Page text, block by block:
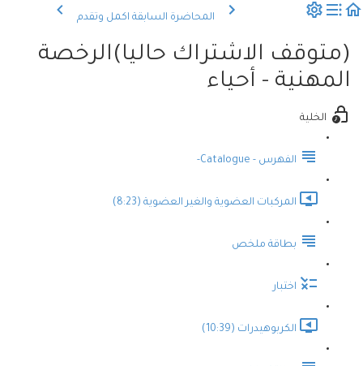
المحاضرة السابقة اكمل وتقدم
(متوقف الاشتراك حاليا)الرخصة
المهنية - أحياء
الخلية
الفهرس - Catalogue-
المركبات العضوية والغير العضوية (8:23)
بطاقة ملخص
اختبار
الكربوهيدرات (10:39)